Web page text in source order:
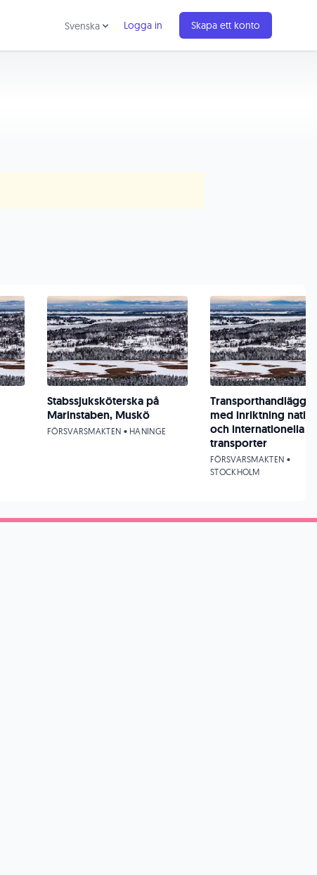
Svenska Logga in Skapa ett konto
Stabssjuksköterska på
Marinstaben, Muskö
FÖRSVARSMAKTEN • HANINGE
med inriktning
och internationella
transporter
FÖRSVARSMAKTEN •
STOCKHOLM